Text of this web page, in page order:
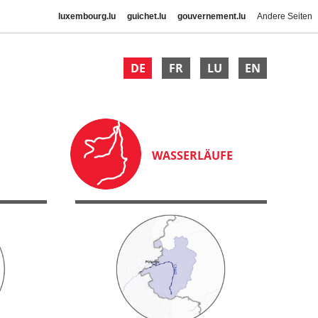
luxembourg.lu guichet.lu gouvernement.lu Andere Seiten
DE FR LU EN
WASSERLÄUFE